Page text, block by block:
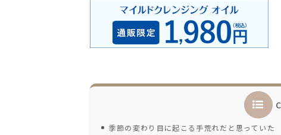
季節の変わり目に起こる手荒れだと思っていた